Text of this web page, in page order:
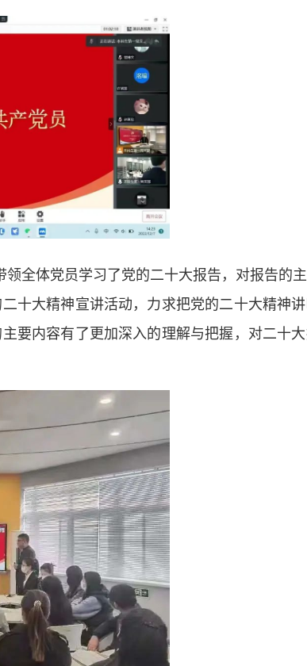
全体党员学习了党的二十大报告，对报告的
十大精神宣讲活动，力求把党的二十大精神
要内容有了更加深入的理解与把握，对二十